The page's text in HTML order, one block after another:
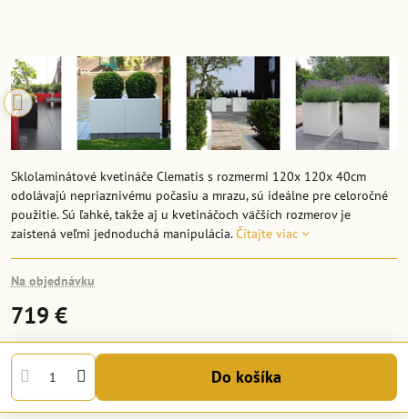
Sklolaminátové kvetináče Clematis s rozmermi 120x 120x 40cm
odolávajú nepriaznivému počasiu a mrazu, sú ideálne pre celoročné
použitie. Sú ľahké, takže aj u kvetináčoch väčších rozmerov je
zaistená veľmi jednoduchá manipulácia.Čítajte viac
Na objednávku
719 €
Do košíka